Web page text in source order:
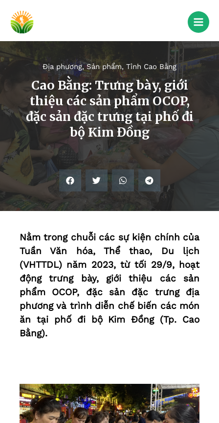
Địa phương,Sản phẩm, Tỉnh Cao Bằng
Cao Bằng: Trưng bày, giới
thiệu các sản phẩm OCOP,
đặc sản đặc trưng tại phố đi
bộ Kim Đồng
Nằm trong chuỗi các sự kiện chính của
Tuần Văn hóa, Thể thao, Du lịch
(VHTTDL) năm 2023, từ tối 29/9, hoạt
động trưng bày, giới thiệu các sản
phẩm OCOP, đặc sản đặc trưng địa
phương và trình diễn chế biến các món
ăn tại phố đi bộ Kim Đồng (Tp. Cao
Bằng).